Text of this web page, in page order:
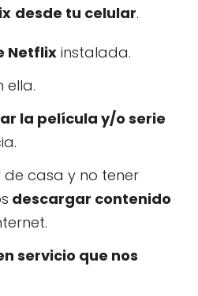
desde tu celular.
Netflix instalada.
ella.
la película y/o serie
de casa y no tener
descargar contenido
servicio que nos